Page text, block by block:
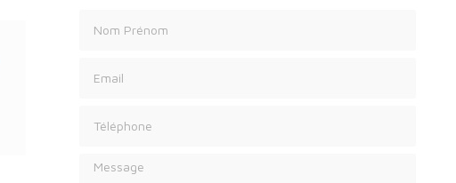
Message